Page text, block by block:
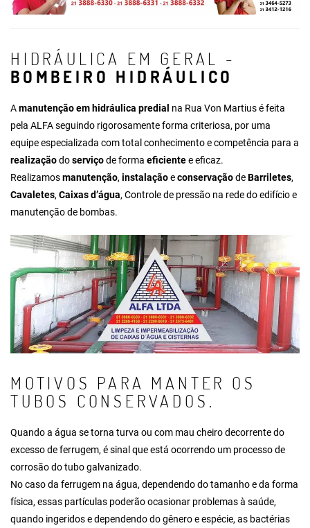
HIDRÁULICA EM GERAL -
BOMBEIRO HIDRÁULICO
Amanutenção em hidráulica predial na Rua Von Martius é feita
pela ALFA seguindo rigorosamente forma criteriosa, por uma
equipe especializada com total conhecimento e competência para a
realizaçãodoserviçode forma eficientee eficaz.
Realizamosmanutenção, instalaçãoeconservaçãodeBarriletes,
Cavaletes, Caixas d’água, Controle de pressão na rede do edifício e
manutenção de bombas.
MOTIVOS PARA MANTER OS
TUBOS CONSERVADOS.
Quando a água se torna turva ou com mau cheiro decorrente do
excesso de ferrugem, é sinal que está ocorrendo um processo de
corrosão do tubo galvanizado.
No caso da ferrugem na água, dependendo do tamanho e da forma
física, essas partículas poderão ocasionar problemas à saúde,
quando ingeridos e dependendo do gênero e espécie, as bactérias